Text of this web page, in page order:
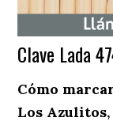
Clave Lada
Cómo
Los Azulitos,